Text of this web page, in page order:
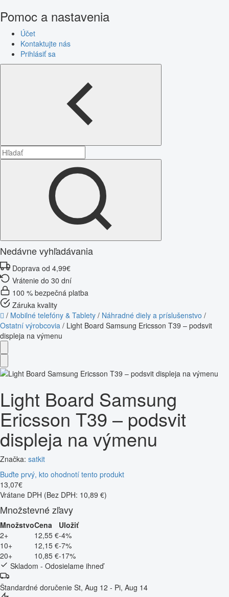
Pomoc a nastavenia
Účet
Kontaktujte nás
Prihlásiť sa
Nedávne vyhľadávania
Doprava od 4,99€
Vrátenie do 30 dní
100 % bezpečná platba
Záruka kvality
/ Mobilné telefóny & Tablety / Náhradné diely a príslušenstvo /
Ostatní výrobcovia / Light Board Samsung Ericsson T39 – podsvit
displeja na výmenu
Light Board Samsung
Ericsson T39 – podsvit
displeja na výmenu
Značka: satkit
Buďte prvý, kto ohodnotí tento produkt
13,07€
Vrátane DPH (Bez DPH: 10,89 €)
Množstevné zľavy
MnožstvoCena
Uložiť
2+
12,55 €-4%
10+
12,15 €-7%
20+
10,85 €-17%
Skladom - Odosielame ihneď
Štandardné doručenie St, Aug 12 - Pi, Aug 14